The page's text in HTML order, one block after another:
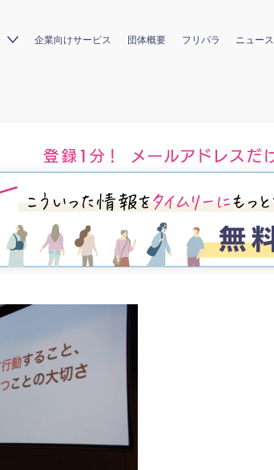
企業向けサービス 団体概要 フリパラ ニュース